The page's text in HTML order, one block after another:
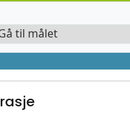
til målet